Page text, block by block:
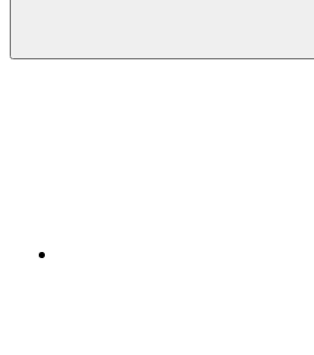
Compartilhar